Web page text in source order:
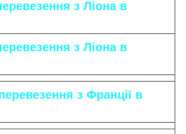
з Ліона в
з Ліона в
з Франції в